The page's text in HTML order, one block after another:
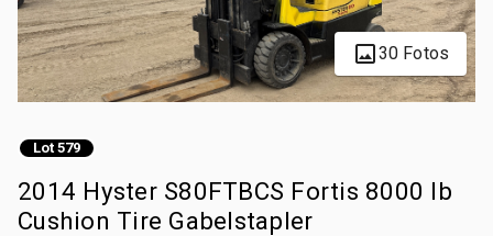
30 Fotos
Lot 579
2014 Hyster S80FTBCS Fortis 8000 lb
Cushion Tire Gabelstapler